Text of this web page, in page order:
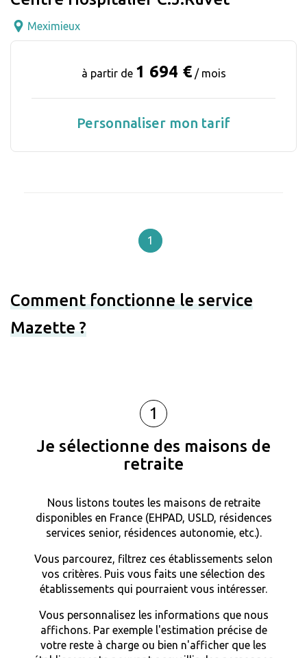
Meximieux
à partir de 1 694 € / mois
Personnaliser mon tarif
1
Comment fonctionne le service
Mazette ?
1
Je sélectionne des maisons de
retraite
Nous listons toutes les maisons de retraite
disponibles en France (EHPAD, USLD, résidences
services senior, résidences autonomie, etc.).
Vous parcourez, filtrez ces établissements selon
vos critères. Puis vous faits une sélection des
établissements qui pourraient vous intéresser.
Vous personnalisez les informations que nous
affichons. Par exemple l'estimation précise de
votre reste à charge ou bien n'afficher que les